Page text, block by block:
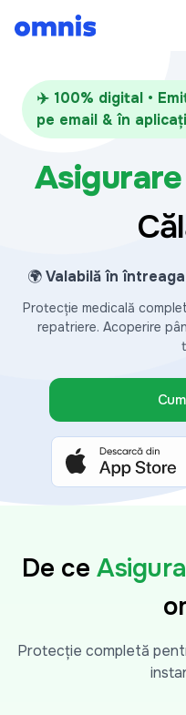
✈️ 100% digital •
pe email & în
🌍Valabilă în
Protecție medicală
repatriere. Acoperire
De ce
Protecție completă